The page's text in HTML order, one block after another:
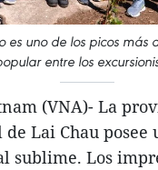
es uno de los picos más
entre los
(VNA)- La
Lai Chau posee
sublime. Los